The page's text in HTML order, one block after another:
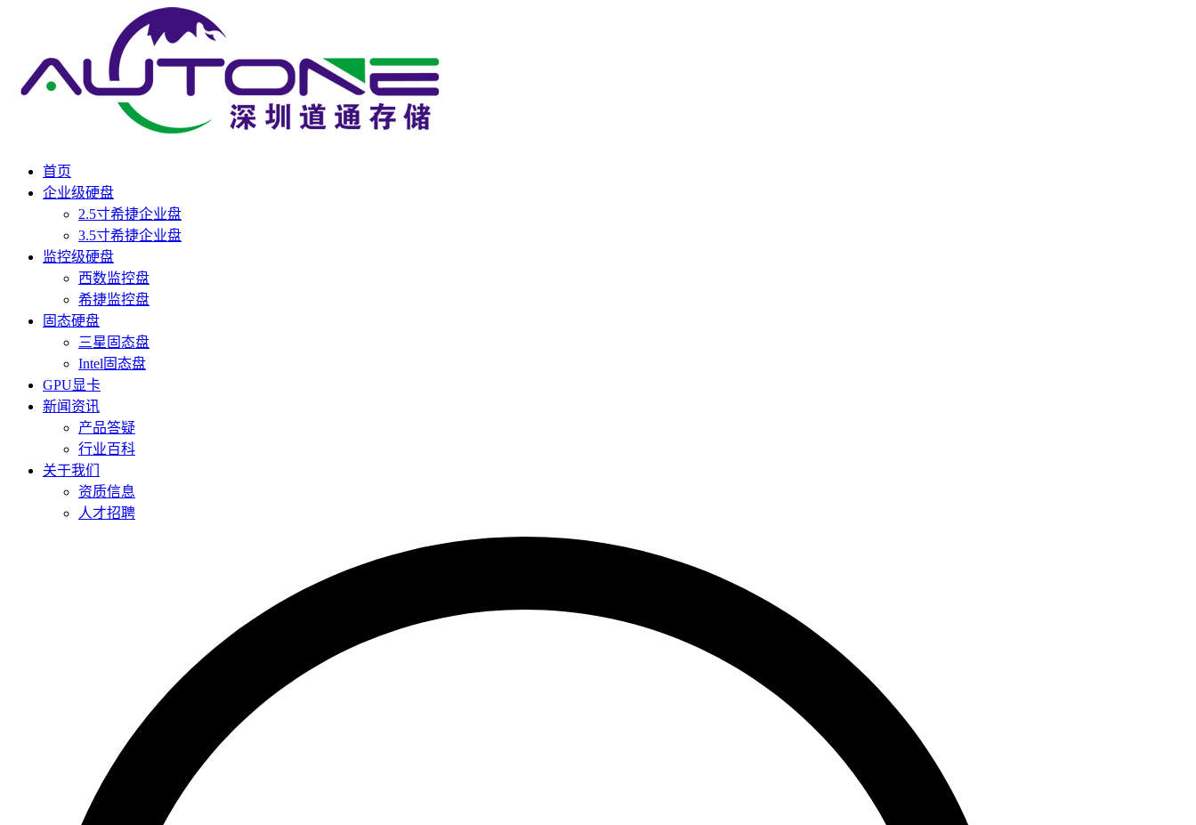
首页
企业级硬盘
2.5寸希捷企业盘
3.5寸希捷企业盘
监控级硬盘
西数监控盘
希捷监控盘
固态硬盘
三星固态盘
Intel固态盘
GPU显卡
新闻资讯
产品答疑
行业百科
关于我们
资质信息
人才招聘